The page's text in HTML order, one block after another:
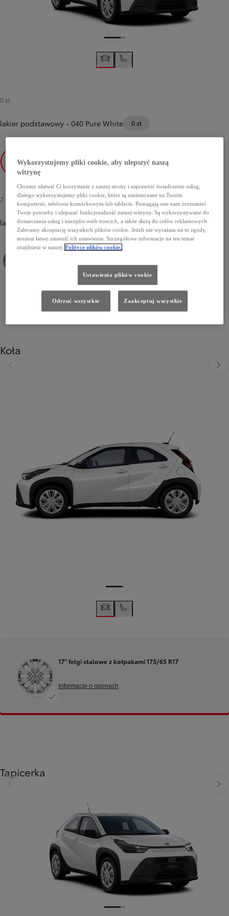
0 zł
lakier podstawowy - 040 Pure White 0 zł
040 Pure White
2 000 zł
lakier metalizowany
Koła
Poprzedni
17" felgi stalowe z kołpakami 175/65 R17
Informacje o oponach
Tapicerka
Poprzedni
Wykorzystujemy pliki cookie, aby ulepszyć naszą
witrynę
Chcemy ułatwić Ci korzystanie z naszej strony i usprawnić świadczenie usług,
dlatego wykorzystujemy pliki cookie, które są umieszczane na Twoim
komputerze, telefonie komórkowym lub tablecie. Pomagają one nam zrozumieć
Twoje potrzeby i ulepszać funkcjonalność naszej witryny. Są wykorzystywane do
dostarczania usług i narzędzi osób trzecich, a także służą do celów reklamowych.
Zalecamy akceptację wszystkich plików cookie. Jeżeli nie wyrażasz na to zgody,
możesz łatwo zmienić ich ustawienia. Szczegółowe informacje na ten temat
znajdziesz w naszej Polityce plików cookie.
Ustawienia plików cookie
Odrzuć wszystkie Zaakceptuj wszystkie